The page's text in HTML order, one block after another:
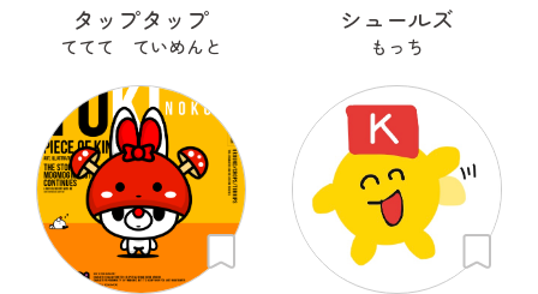
タップタップ
ててて ていめんと
シュールズ
もっち